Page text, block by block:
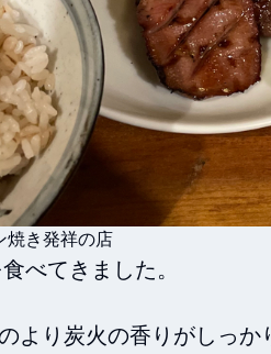
焼き発祥の店
べてきました。
より炭火の香りがしっか